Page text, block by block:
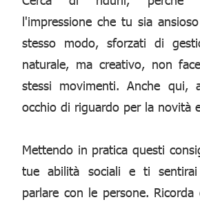
l'impressione che tu sia
stesso modo, sforzati di
naturale, ma creativo, non
stessi movimenti. Anche qui,
occhio di riguardo per la novità
Mettendo in pratica questi
tue abilità sociali e ti
parlare con le persone.